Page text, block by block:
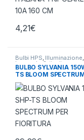
4,21€
Bulbi HPS, Illuminazione,
Lampade Orticultura
BULBO SYLVANIA
TS BLOOM
FIORITURA